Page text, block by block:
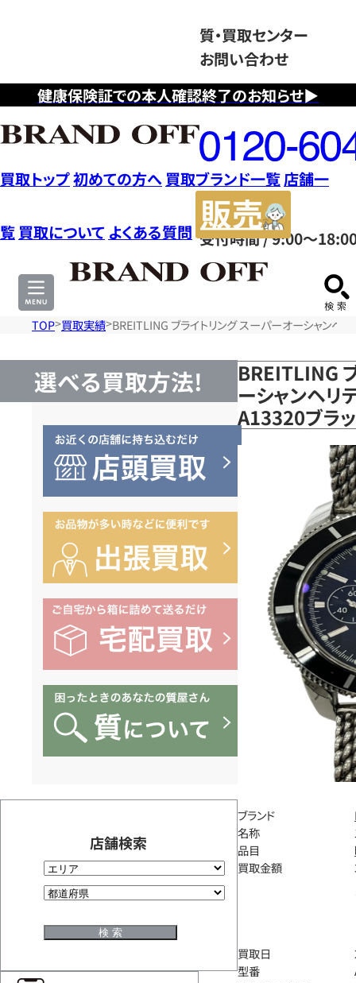
健康保険証での本人確認終了のお知らせ▶
質・買取センター
お問い合わせ
フ
リ
ー
ダ
イ
ヤ
ル
0120604117
受付時間 / 9:00～
買取トップ初めての方へ 買取ブランド一覧店舗一
覧 買取について よくある質問
サ
TOP 買取実績 BREITLING ブライトリング スーパーオーシャンヘ
選べる買取方法!
店舗検索
BREITLING
ーシャンヘリ
A13320ブラ
ブランド
名称
品目
買取金額
買取日
型番